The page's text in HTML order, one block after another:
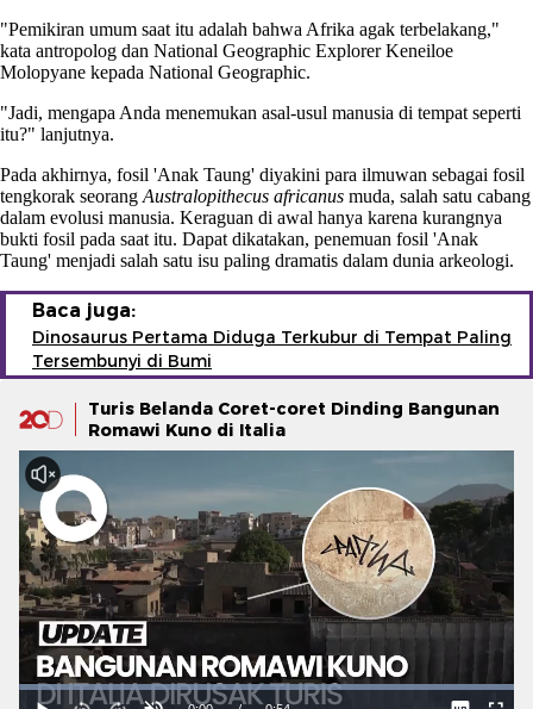
"Pemikiran umum saat itu adalah bahwa Afrika agak terbelakang,"
kata antropolog dan National Geographic Explorer Keneiloe
Molopyane kepada National Geographic.
"Jadi, mengapa Anda menemukan asal-usul manusia di tempat seperti
itu?" lanjutnya.
Pada akhirnya, fosil 'Anak Taung' diyakini para ilmuwan sebagai fosil
tengkorak seorang Australopithecus africanus muda, salah satu cabang
dalam evolusi manusia. Keraguan di awal hanya karena kurangnya
bukti fosil pada saat itu. Dapat dikatakan, penemuan fosil 'Anak
Taung' menjadi salah satu isu paling dramatis dalam dunia arkeologi.
Baca juga:
Dinosaurus Pertama Diduga Terkubur di Tempat Paling
Tersembunyi di Bumi
Turis Belanda Coret-coret Dinding Bangunan
Romawi Kuno di Italia